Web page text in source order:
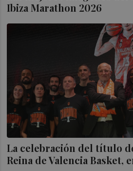
Ibiza Marathon 2026
La celebración del título
Reina de Valencia Basket,